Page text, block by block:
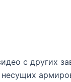
с других